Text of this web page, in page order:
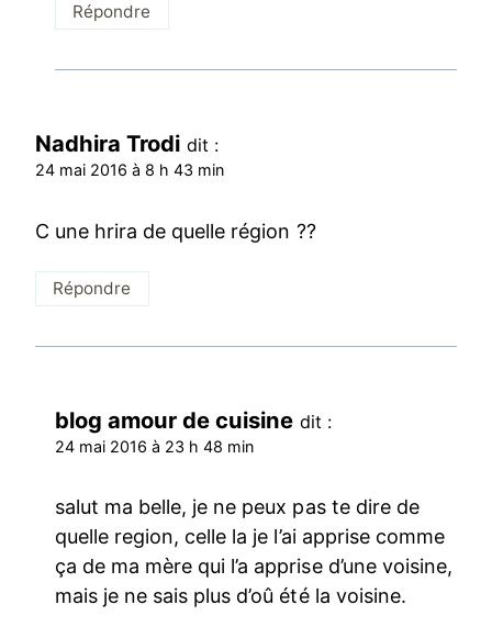
Répondre
Nadhira Trodi dit :
24 mai 2016 à 8 h 43 min
C une hrira de quelle région ??
Répondre
blog amour de cuisine dit :
24 mai 2016 à 23 h 48 min
salut ma belle, je ne peux pas te dire de
quelle region, celle la je l’ai apprise comme
ça de ma mère qui l’a apprise d’une voisine,
mais je ne sais plus d’oû été la voisine.